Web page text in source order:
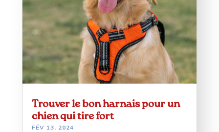
Trouver le bon harnais pour un
chien qui tire fort
FÉV 13, 2024